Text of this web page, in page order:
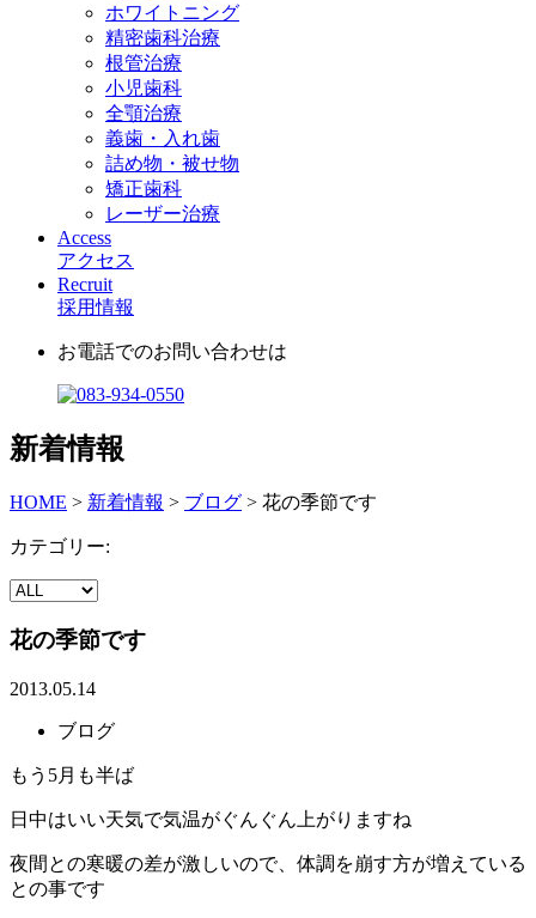
ホワイトニング
精密歯科治療
根管治療
小児歯科
全顎治療
義歯・入れ歯
詰め物・被せ物
矯正歯科
レーザー治療
Access
アクセス
Recruit
採用情報
お電話でのお問い合わせは
新着情報
HOME > 新着情報 > ブログ > 花の季節です
カテゴリー:
花の季節です
2013.05.14
ブログ
もう5月も半ば
日中はいい天気で気温がぐんぐん上がりますね
夜間との寒暖の差が激しいので、体調を崩す方が増えている
との事です